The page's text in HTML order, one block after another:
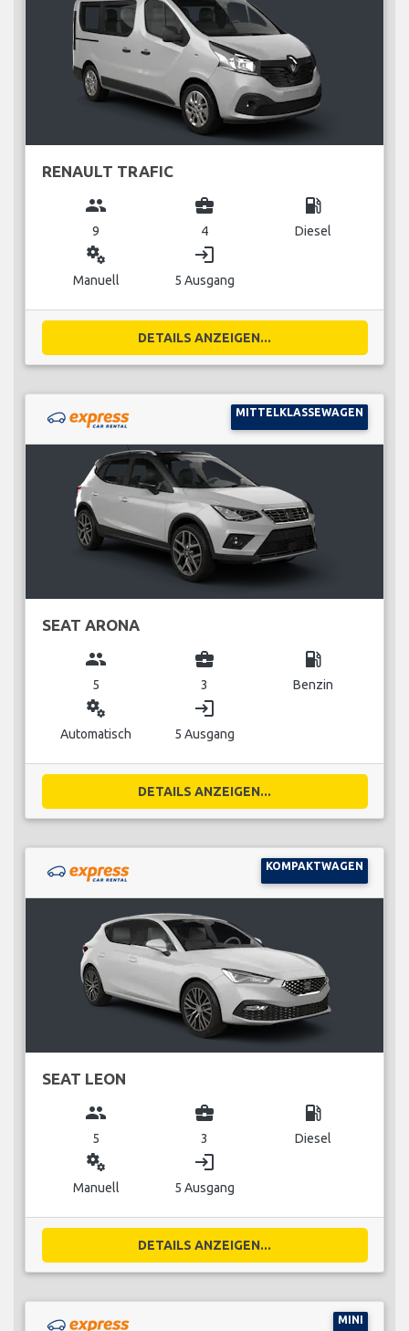
RENAULT TRAFIC
group
9
business_center
4
local_gas_station
Diesel
miscellaneous_services
Manuell
login
5 Ausgang
DETAILS ANZEIGEN...
MITTELKLASSEWAGEN
SEAT ARONA
group
5
business_center
3
local_gas_station
Benzin
miscellaneous_services
Automatisch
login
5 Ausgang
DETAILS ANZEIGEN...
KOMPAKTWAGEN
SEAT LEON
group
5
business_center
3
local_gas_station
Diesel
miscellaneous_services
Manuell
login
5 Ausgang
DETAILS ANZEIGEN...
MINI